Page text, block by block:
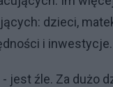
dzieci,
i inwestycje.
jest źle. Za dużo